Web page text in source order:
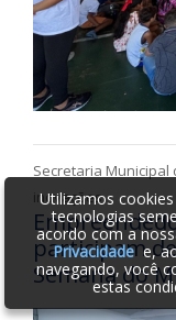
Secretaria Municipal
inovações
participam
Semana do
Utilizamos
tecnologias
acordo com a
Privacidadee,
navegando, você
estas